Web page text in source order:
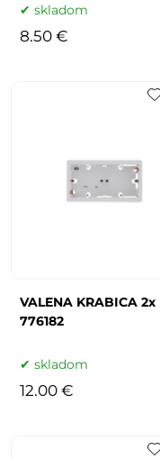
skladom
8.50 €
VALENA KRABICA 2x
776182
skladom
12.00 €